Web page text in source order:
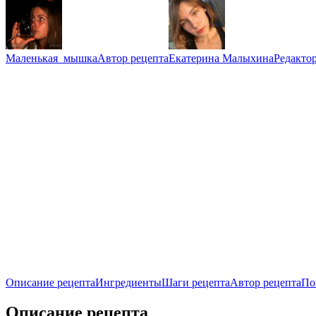
Маленькая_мышкаАвтор рецептаЕкатерина Малыхина
Описание рецептаИнгредиентыШаги рецептаАвтор рецепта
Описание рецепта